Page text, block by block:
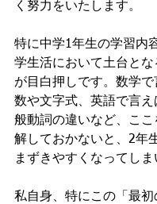
く努力をいたします。
特に中学1年生の学習内
学生活において土台とな
が目白押しです。数学
数や文字式、英語で言え
般動詞の違いなど、ここ
解しておかないと、2年
まずきやすくなってしま
私自身、特にこの「最